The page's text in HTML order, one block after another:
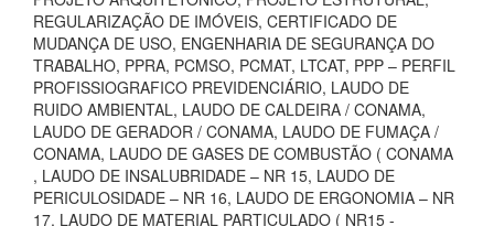
REGULARIZAÇÃO DE IMÓVEIS, CERTIFICADO DE
MUDANÇA DE USO, ENGENHARIA DE SEGURANÇA DO
TRABALHO, PPRA, PCMSO, PCMAT, LTCAT, PPP – PERFIL
PROFISSIOGRAFICO PREVIDENCIÁRIO, LAUDO DE
RUIDO AMBIENTAL, LAUDO DE CALDEIRA / CONAMA,
LAUDO DE GERADOR / CONAMA, LAUDO DE FUMAÇA /
CONAMA, LAUDO DE GASES DE COMBUSTÃO ( CONAMA
, LAUDO DE INSALUBRIDADE – NR 15, LAUDO DE
PERICULOSIDADE – NR 16, LAUDO DE ERGONOMIA – NR
17, LAUDO DE MATERIAL PARTICULADO ( NR15 -